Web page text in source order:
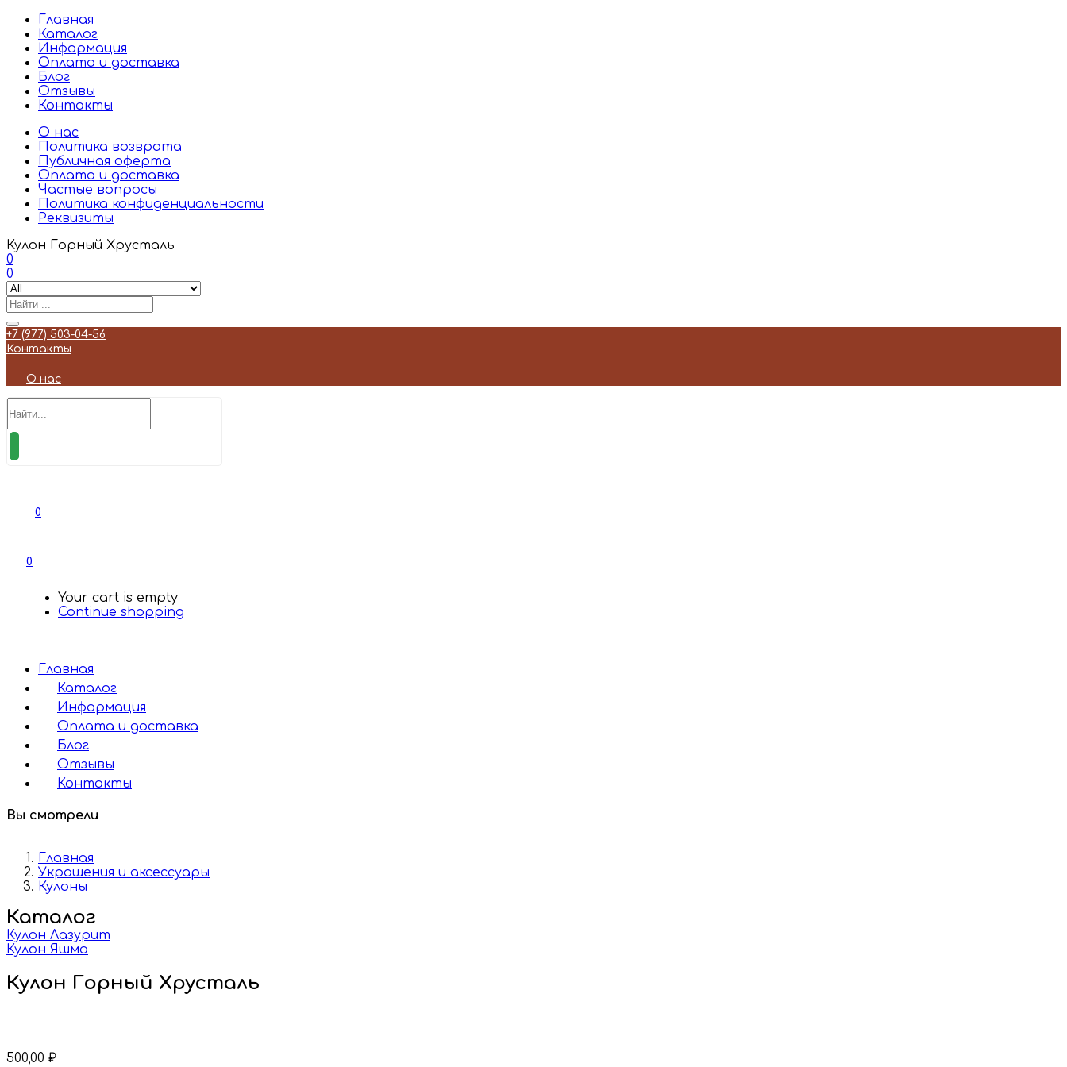
Главная
Каталог
Информация
Оплата и доставка
Блог
Отзывы
Контакты
О нас
Политика возврата
Публичная оферта
Оплата и доставка
Частые вопросы
Политика конфиденциальности
Реквизиты
Кулон Горный Хрусталь
0
0
+7 (977) 503-04-56
Контакты
О нас
0
0
Your cart is empty
Continue shopping
Главная
Каталог
Информация
Оплата и доставка
Блог
Отзывы
Контакты
Вы смотрели
Главная
Украшения и аксессуары
Кулоны
Каталог
Кулон Лазурит
Кулон Яшма
Кулон Горный Хрусталь
500,00 ₽